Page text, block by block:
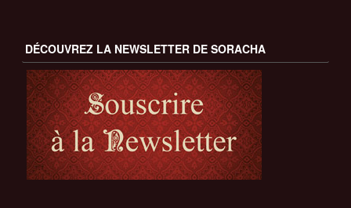
DÉCOUVREZ LA NEWSLETTER DE SORACHA